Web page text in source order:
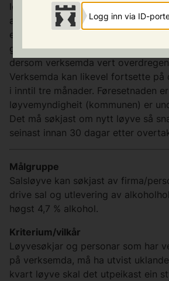
Logg inn via ID-
løyveperioden. Dette kan for
av styrar og avløysar, endringar i
endringar i eigarforhold. Slike
godkjenning, eventuelt nytt løyve.
dersom verksemda vert
Verksemda kan likevel fortsette
i inntil tre månader. Føresetnaden
løyvemyndigheit (kommunen) er
Det må søkjast om nytt løyve så
seinast innan 30 dagar etter
Målgruppe
Salsløyve kan søkjast av firma/
drive sal og utlevering av
høgst 4,7 % alkohol.
Kriterium/vilkår
Løyvesøkjar og personar som har
på verksemda, må ha utvist
kvart løyve skal det utpeikast ein